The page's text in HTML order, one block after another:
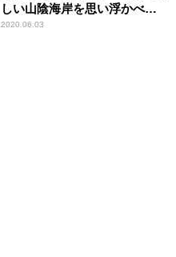
しい山陰海岸を思い浮かべて
いただきたい駅弁！
2020.06.03